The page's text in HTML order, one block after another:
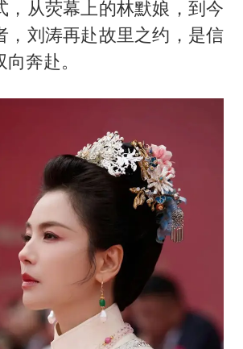
，从荧幕上的林默娘，到今
，刘涛再赴故里之约，是信
奔赴。